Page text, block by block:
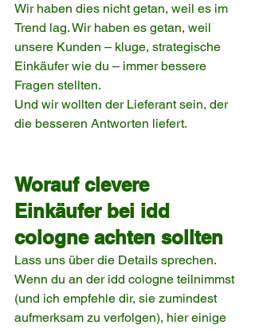
Wir haben dies nicht getan, weil es im
Trend lag. Wir haben es getan, weil
unsere Kunden – kluge, strategische
Einkäufer wie du – immer bessere
Fragen stellten.
Und wir wollten der Lieferant sein, der
die besseren Antworten liefert.
Worauf clevere
Einkäufer bei idd
cologne achten sollten
Lass uns über die Details sprechen.
Wenn du an der idd cologne teilnimmst
(und ich empfehle dir, sie zumindest
aufmerksam zu verfolgen), hier einige